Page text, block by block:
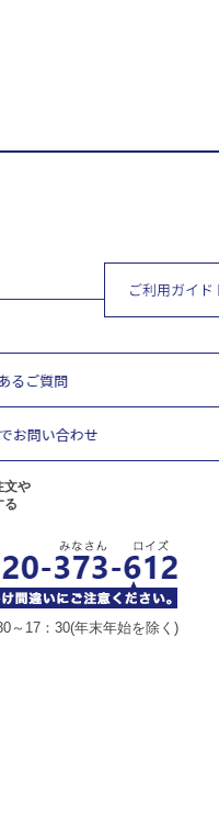
文や
る
～17：30(年末年始を除く)